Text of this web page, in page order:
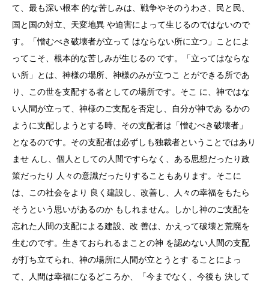
て、最も深い根本 的な苦しみは、戦争やそのうわさ、民と民、
国と国の対立、天変地異 や迫害によって生じるのではないので
す。「憎むべき破壊者が立って はならない所に立つ」ことによ
ってこそ、根本的な苦しみが生じるの です。「立ってはならな
い所」とは、神様の場所、神様のみが立つこ とができる所であ
り、この世を支配する者としての場所です。そこ に、神ではな
い人間が立って、神様のご支配を否定し、自分が神であ るかの
ように支配しようとする時、その支配者は「憎むべき破壊者」
となるのです。その支配者は必ずしも独裁者ということではあり
ませ んし、個人としての人間ですらなく、ある思想だったり政
策だったり 人々の意識だったりすることもあります。そこに
は、この社会をより 良く建設し、改善し、人々の幸福をもたら
そうという思いがあるのか もしれません。しかし神のご支配を
忘れた人間の支配による建設、改 善は、かえって破壊と荒廃を
生むのです。生きておられるまことの神 を認めない人間の支配
が打ち立てられ、神の場所に人間が立とうとす ることによっ
て、人間は幸福になるどころか、「今までなく、今後も 決して